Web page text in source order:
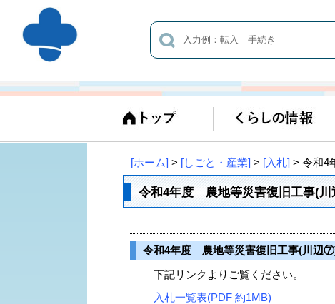
[ホーム] > [しごと・産業] > [入札] > 令和4
令和4年度 農地等災害復旧工事(
令和4年度 農地等災害復旧工事(川辺
下記リンクよりご覧ください。
入札一覧表(PDF 約1MB)